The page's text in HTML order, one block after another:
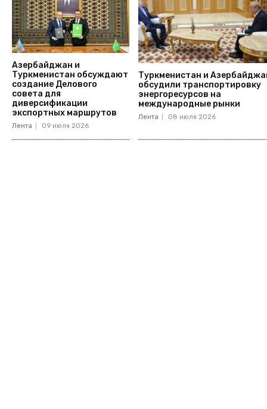
Азербайджан и
Туркменистан обсуждают
создание Делового
совета для
диверсификации
экспортных маршрутов
Лента 09 июля 2026
Туркменистан и
обсудили транспортировку
энергоресурсов на
международные рынки
Лента 08 июля 2026